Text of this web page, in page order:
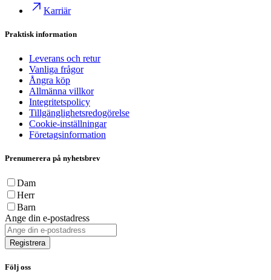
Karriär
Praktisk information
Leverans och retur
Vanliga frågor
Ångra köp
Allmänna villkor
Integritetspolicy
Tillgänglighetsredogörelse
Cookie-inställningar
Företagsinformation
Prenumerera på nyhetsbrev
Dam
Herr
Barn
Ange din e-postadress
Registrera
Följ oss